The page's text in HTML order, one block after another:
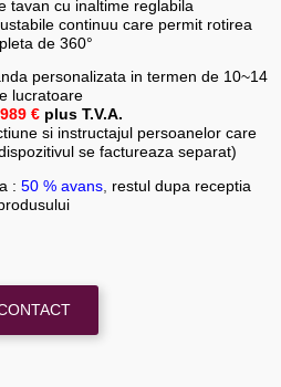
tavan cu inaltime reglabila
continuu care permit rotirea
de 360°
personalizata in termen de 10~14
lucratoare
€ plus T.V.A.
si instructajul persoanelor care
se factureaza separat)
: 50 % avans, restul dupa receptia